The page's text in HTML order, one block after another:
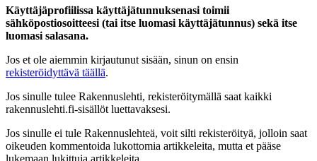
Käyttäjäprofiilissa käyttäjätunnuksenasi toimii
sähköpostiosoitteesi (tai itse luomasi käyttäjätunnus) sekä itse
luomasi salasana.
Jos et ole aiemmin kirjautunut sisään, sinun on ensin
rekisteröidyttävä täällä.
Jos sinulle tulee Rakennuslehti, rekisteröitymällä saat kaikki
rakennuslehti.fi-sisällöt luettavaksesi.
Jos sinulle ei tule Rakennuslehteä, voit silti rekisteröityä, jolloin saat
oikeuden kommentoida lukottomia artikkeleita, mutta et pääse
lukemaan lukittuja artikkeleita.